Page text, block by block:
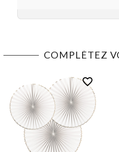
COMPLÉTEZ
favorite_border